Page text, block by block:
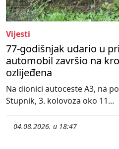
Vijesti
77-godišnjak udario u
automobil završio na
ozlijeđena
Na dionici autoceste A3, na
Stupnik, 3. kolovoza oko 11...
04.08.2026. u 18:47